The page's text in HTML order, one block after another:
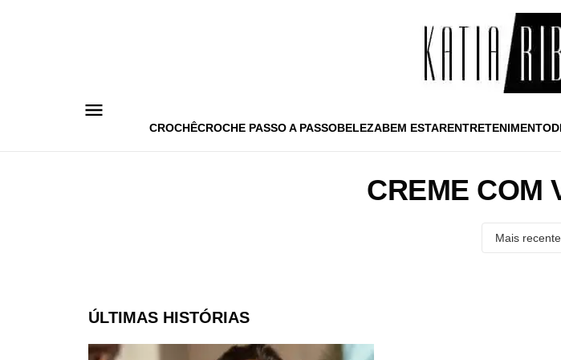
CROCHÊCROCHE PASSO A PASSOBELEZABEM ESTARENTRETENIMENTO
CREME COM
ÚLTIMAS HISTÓRIAS